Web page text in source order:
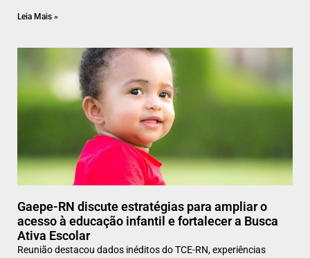
Leia Mais »
Gaepe-RN discute estratégias para ampliar o
acesso à educação infantil e fortalecer a Busca
Ativa Escolar
Reunião destacou dados inéditos do TCE-RN, experiências